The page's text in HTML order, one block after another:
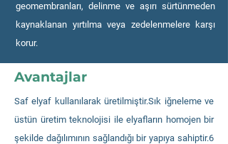
geomembranları, delinme ve aşırı sürtünmeden
kaynaklanan yırtılma veya zedelenmelere karşı
korur.
Avantajlar
Saf elyaf kullanılarak üretilmiştir.Sık iğneleme ve
üstün üretim teknolojisi ile elyafların homojen bir
şekilde dağılımının sağlandığı bir yapıya sahiptir.6